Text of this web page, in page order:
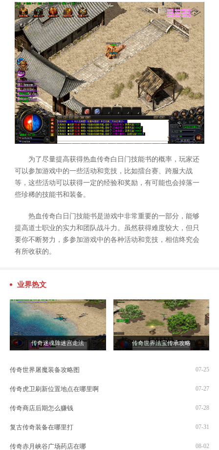
为了尽量提高获得热血传奇白日门技能书的概率，玩家还
可以参加游戏中的一些活动和竞技，比如擂台赛、跨服大战
等，这些活动可以获得一定的经验和奖励，有可能也会掉落一
些珍稀的技能书和装备。
热血传奇白日门技能书是游戏中非常重要的一部分，能够
提高道士职业的实力和团队战斗力。虽然获得难度较大，但只
要你不断努力，多参加游戏中的各种活动和竞技，相信终究会
有所收获的。
业界热文
传奇迷魂阵迷宫走法 传奇世界法宝传承攻略
传奇世界屠魔装备攻略图 07-25
传奇虎卫刷新位置地点在哪里啊 07-27
传奇商店后期怎么赚钱 07-28
复古传奇装备在哪里打 07-31
传奇赤月峡谷广场药店在哪 08-02